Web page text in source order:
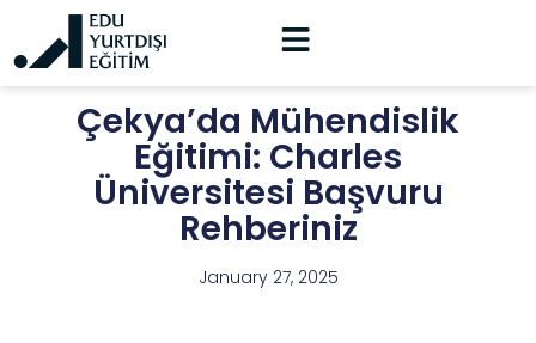
Çekya’da Mühendislik
Eğitimi: Charles
Üniversitesi Başvuru
Rehberiniz
January 27, 2025